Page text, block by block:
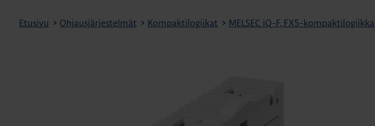
Etusivu > Ohjausjärjestelmät > Kompaktilogiikat > MELSEC iQ-F, FX5-kompaktilogiikka